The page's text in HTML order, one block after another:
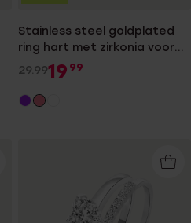
Stainless steel goldplated
ring hart met zirkonia voor
dames
29.9919 99